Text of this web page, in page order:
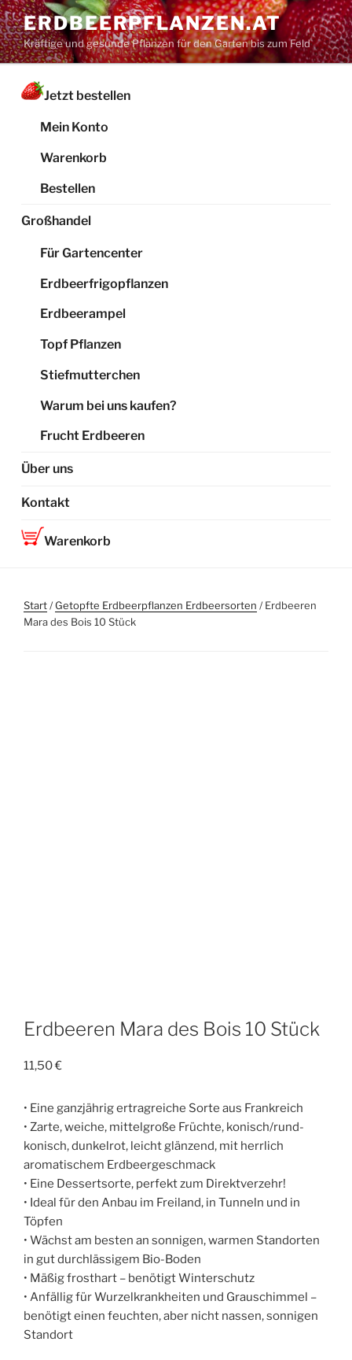
Zum
Inhalt
springen
ERDBEERPFLANZEN.AT
Kräftige und gesunde Pflanzen für den Garten bis zum Feld
Jetzt bestellen
Mein Konto
Warenkorb
Bestellen
Großhandel
Für Gartencenter
Erdbeerfrigopflanzen
Erdbeerampel
Topf Pflanzen
Stiefmutterchen
Warum bei uns kaufen?
Frucht Erdbeeren
Über uns
Kontakt
Warenkorb
Start/Getopfte Erdbeerpflanzen Erdbeersorten / Erdbeeren
Mara des Bois 10 Stück
Erdbeeren Mara des Bois 10 Stück
11,50€
• Eine ganzjährig ertragreiche Sorte aus Frankreich
• Zarte, weiche, mittelgroße Früchte, konisch/rund-
konisch, dunkelrot, leicht glänzend, mit herrlich
aromatischem Erdbeergeschmack
• Eine Dessertsorte, perfekt zum Direktverzehr!
• Ideal für den Anbau im Freiland, in Tunneln und in
Töpfen
• Wächst am besten an sonnigen, warmen Standorten
in gut durchlässigem Bio-Boden
• Mäßig frosthart – benötigt Winterschutz
• Anfällig für Wurzelkrankheiten und Grauschimmel –
benötigt einen feuchten, aber nicht nassen, sonnigen
Standort